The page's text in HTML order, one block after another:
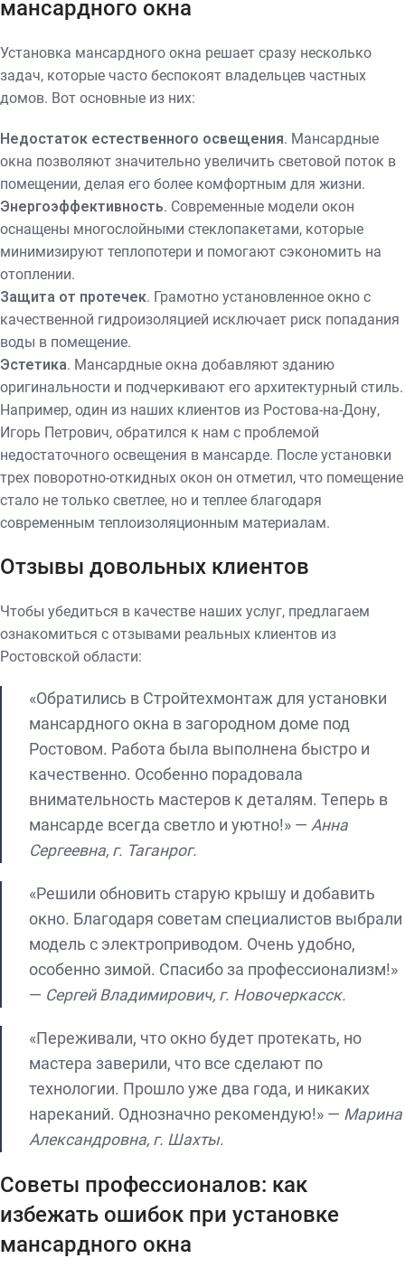
мансардного окна
Установка мансардного окна решает сразу несколько
задач, которые часто беспокоят владельцев частных
домов. Вот основные из них:
Недостаток естественного освещения. Мансардные
окна позволяют значительно увеличить световой поток в
помещении, делая его более комфортным для жизни.
Энергоэффективность. Современные модели окон
оснащены многослойными стеклопакетами, которые
минимизируют теплопотери и помогают сэкономить на
отоплении.
Защита от протечек. Грамотно установленное окно с
качественной гидроизоляцией исключает риск попадания
воды в помещение.
Эстетика. Мансардные окна добавляют зданию
оригинальности и подчеркивают его архитектурный стиль.
Например, один из наших клиентов из Ростова-на-Дону,
Игорь Петрович, обратился к нам с проблемой
недостаточного освещения в мансарде. После установки
трех поворотно-откидных окон он отметил, что помещение
стало не только светлее, но и теплее благодаря
современным теплоизоляционным материалам.
Отзывы довольных клиентов
Чтобы убедиться в качестве наших услуг, предлагаем
ознакомиться с отзывами реальных клиентов из
Ростовской области:
«Обратились в Стройтехмонтаж для установки
мансардного окна в загородном доме под
Ростовом. Работа была выполнена быстро и
качественно. Особенно порадовала
внимательность мастеров к деталям. Теперь в
мансарде всегда светло и уютно!» — Анна
Сергеевна, г. Таганрог.
«Решили обновить старую крышу и добавить
окно. Благодаря советам специалистов выбрали
модель с электроприводом. Очень удобно,
особенно зимой. Спасибо за профессионализм!»
— Сергей Владимирович, г. Новочеркасск.
«Переживали, что окно будет протекать, но
мастера заверили, что все сделают по
технологии. Прошло уже два года, и никаких
нареканий. Однозначно рекомендую!» — Марина
Александровна, г. Шахты.
Советы профессионалов: как
избежать ошибок при установке
мансардного окна